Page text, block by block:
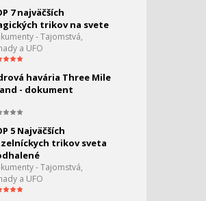
7 najväčších
trikov na svete
- Tajomstvá,
a UFO
havária Three Mile
- dokument
5 Najväčších
trikov sveta
- Tajomstvá,
a UFO